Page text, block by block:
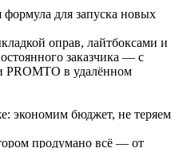
для запуска новых
оправ, лайтбоксами и
заказчика — с
PROMTO в удалённом
экономим бюджет, не теряем
продумано всё — от